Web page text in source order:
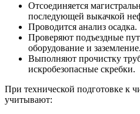
Отсоединяется
последующей выкачкой
Проводится анализ осадка.
Проверяют подъездные
оборудование и заземление.
Выполняют прочистку
искробезопасные скребки.
При технической подготовке к
учитывают: